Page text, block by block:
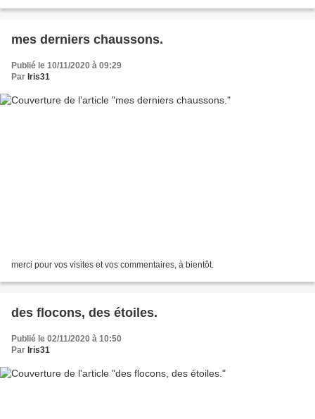
mes derniers chaussons.
Publié le 10/11/2020 à 09:29
Par Iris31
merci pour vos visites et vos commentaires, à bientôt.
des flocons, des étoiles.
Publié le 02/11/2020 à 10:50
Par Iris31